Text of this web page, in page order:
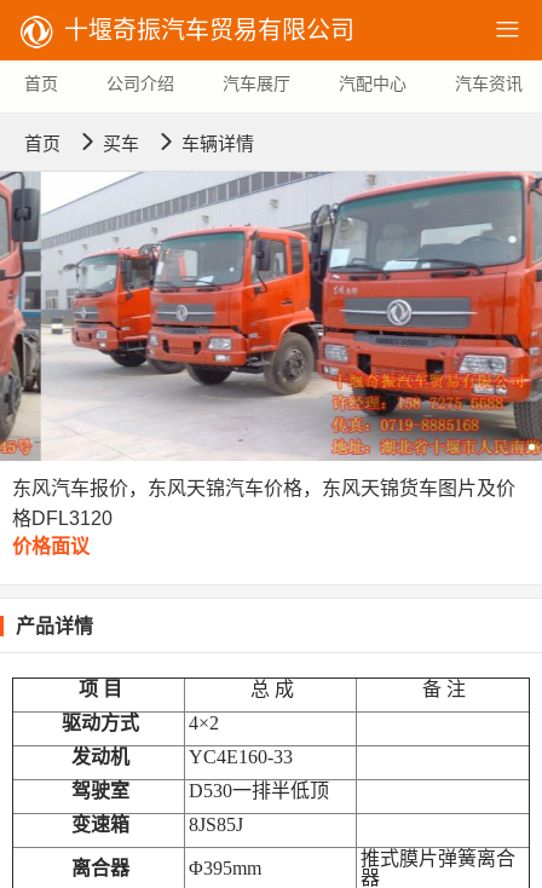
十堰奇振汽车贸易有限公司 
首页 公司介绍 汽车展厅 汽配中心 汽车资讯
首页  买车  车辆详情
东风汽车报价，东风天锦汽车价格，东风天锦货车图片及价
格DFL3120
价格面议
产品详情
项 目 总 成
备 注
驱动方式
4×2
发动机
YC4E160-33
驾驶室
D530一排半低顶
变速箱
8JS85J
离合器 Φ395mm
推式膜片弹簧离合
器